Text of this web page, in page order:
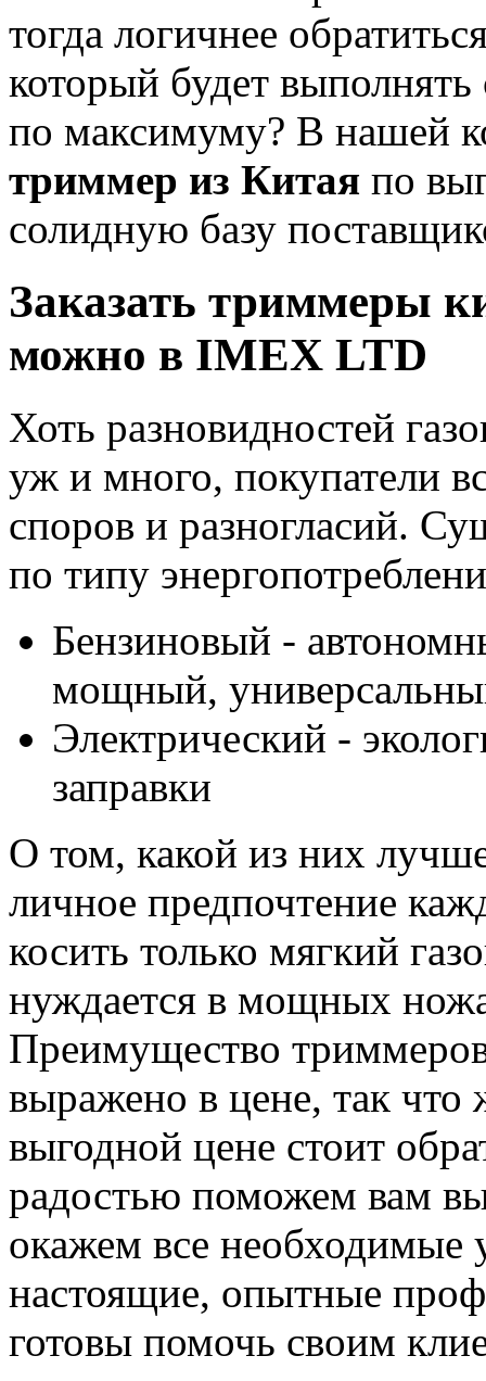
тогда логичнее
который будет
по максимуму? В нашей
триммер из Китая по
солидную базу
Заказать триммеры
можно в IMEX LTD
Хоть разновидностей
уж и много, покупатели
споров и разногласий.
по типу
Бензиновый -
мощный,
Электрический -
заправки
О том, какой из них
личное предпочтение
косить только мягкий
нуждается в мощных
Преимущество триммеров
выражено в цене, так
выгодной цене стоит
радостью поможем вам
окажем все
настоящие, опытные
готовы помочь своим